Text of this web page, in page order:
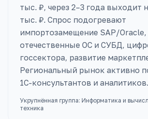
тыс. ₽, через 2–3 года выходит
тыс. ₽. Спрос подогревают
импортозамещение SAP/Oracle,
отечественные ОС и СУБД,
госсектора, развитие
Региональный рынок активно
1С-консультантов и аналитиков.
Укрупнённая группа: Информатика и
техника